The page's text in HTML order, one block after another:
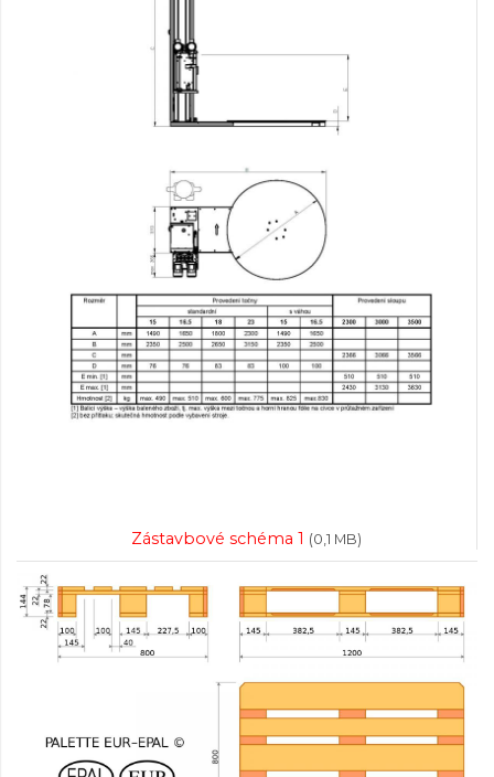
Zástavbové schéma 1 (0,1 MB)